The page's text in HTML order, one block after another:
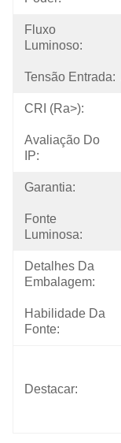
Fluxo
Luminoso:
Tensão Entrada:
CRI (Ra>):
Avaliação Do
IP:
Garantia:
Fonte
Luminosa:
Detalhes Da
Embalagem:
Habilidade Da
Fonte:
Destacar: